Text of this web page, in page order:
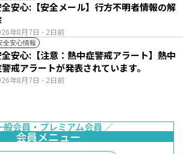
年8月7日 - 2日前
安心:【安全メール】行方不明者情報の解
全安心情報
年8月7日 - 2日前
安心:【注意：熱中症警戒アラート】熱中
戒アラートが発表されています。